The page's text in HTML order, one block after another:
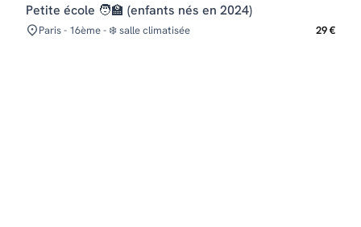
Petite école 🧑‍🏫 (enfants nés en 2024)
Paris - 16ème - ❄️ salle climatisée 29 €